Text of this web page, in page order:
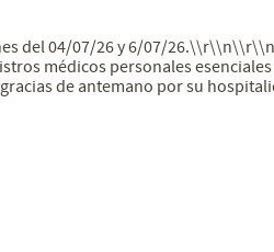
del 04/07/26 y 6/07/
médicos personales
de antemano por su